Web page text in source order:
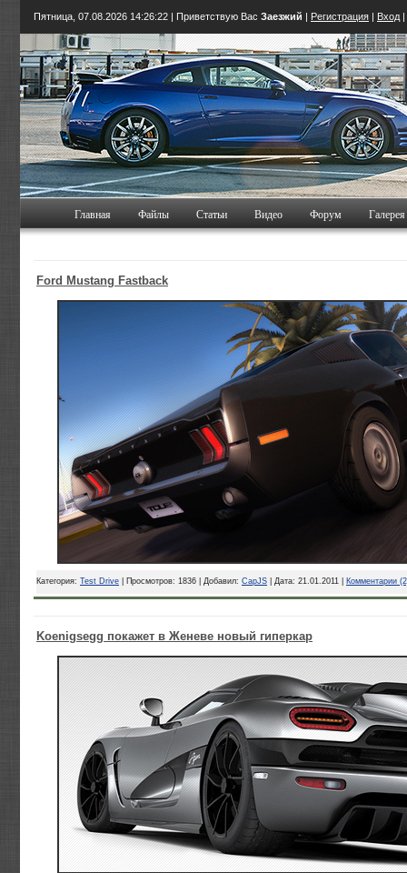
Пятница, 07.08.2026 14:26:22 | Приветствую Вас Заезжий | Регистрация | Вход |
Главная Файлы Статьи Видео Форум Галерея
Ford Mustang Fastback
Категория: Test Drive | Просмотров: 1836 | Добавил: CapJS | Дата: 21.01.2011 Комментарии
Koenigsegg покажет в Женеве новый гиперкар